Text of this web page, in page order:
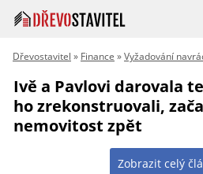
Dřevostavitel » Finance »Vyžadování
Ivě a Pavlovi darovala
ho zrekonstruovali,
nemovitost zpět
Zobrazit celý